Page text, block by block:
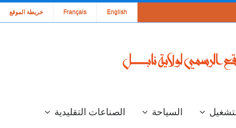
خريطة الموقع Français English
السياحة الصناعات التقليدية